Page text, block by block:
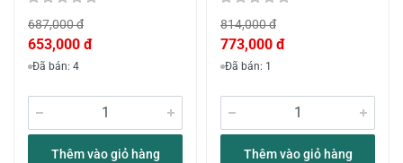
687,000 đ
653,000 đ
Đã bán: 4
Thêm vào giỏ hàng
814,000 đ
773,000 đ
Đã bán: 1
Thêm vào giỏ hàng